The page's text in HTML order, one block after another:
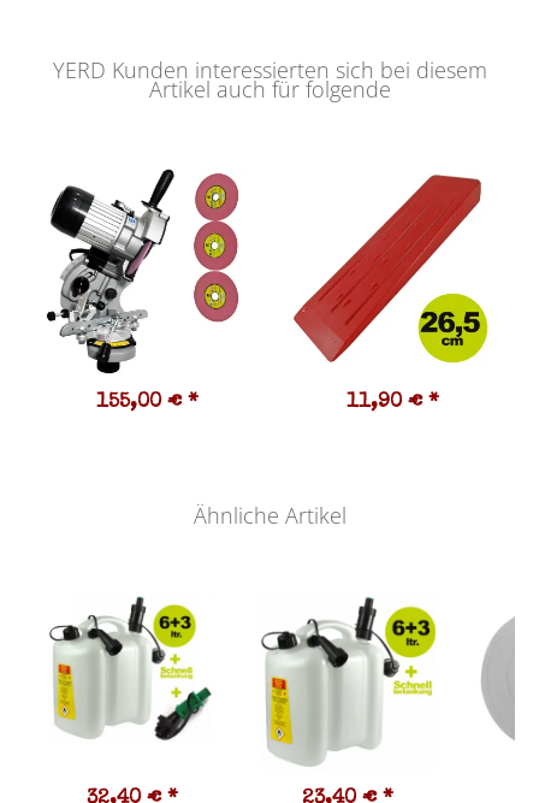
YERD Kunden interessierten sich bei diesem
Artikel auch für folgende
155,00 € * 11,90 € *
Ähnliche Artikel
32,40 € * 23,40 € *